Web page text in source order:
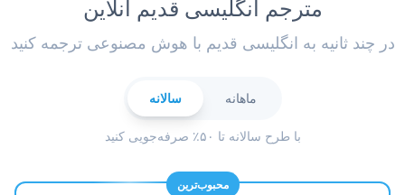
مترجم انگلیسی قدیم آنلاین
در چند ثانیه به انگلیسی قدیم با هوش مصنوعی ترجمه کنید
ماهانه سالانه
با طرح سالانه تا ۵۰٪ صرفه‌جویی کنید
محبوب‌ترین